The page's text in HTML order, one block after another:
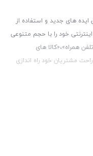
ایده های جدید و استفاده از
اینترنتی خود را با حجم متنوعی
همراه»،«کالا های
مشتریان خود راه اندازی
با کیفیت و با حداقل قیمت